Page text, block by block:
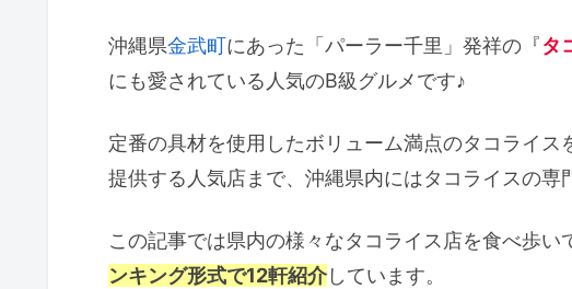
沖縄県金武町にあった「パーラー千里」発祥の『タ
にも愛されている人気のB級グルメです♪
定番の具材を使用したボリューム満点のタコライ
提供する人気店まで、沖縄県内にはタコライスの専
この記事では県内の様々なタコライス店を食べ歩い
ンキング形式で12軒紹介しています。